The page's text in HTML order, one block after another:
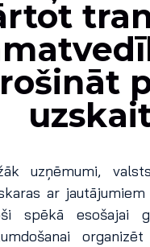
uzņēmumi,
ar
spēkā esošajai